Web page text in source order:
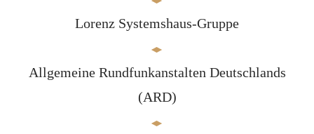
Lorenz Systemshaus-Gruppe
Allgemeine Rundfunkanstalten Deutschlands
(ARD)